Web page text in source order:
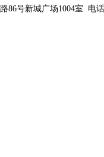
86号新城广场1004室 电